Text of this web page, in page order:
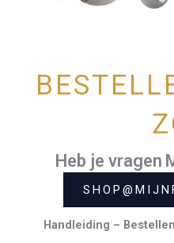
Heb je vragen
Handleiding –